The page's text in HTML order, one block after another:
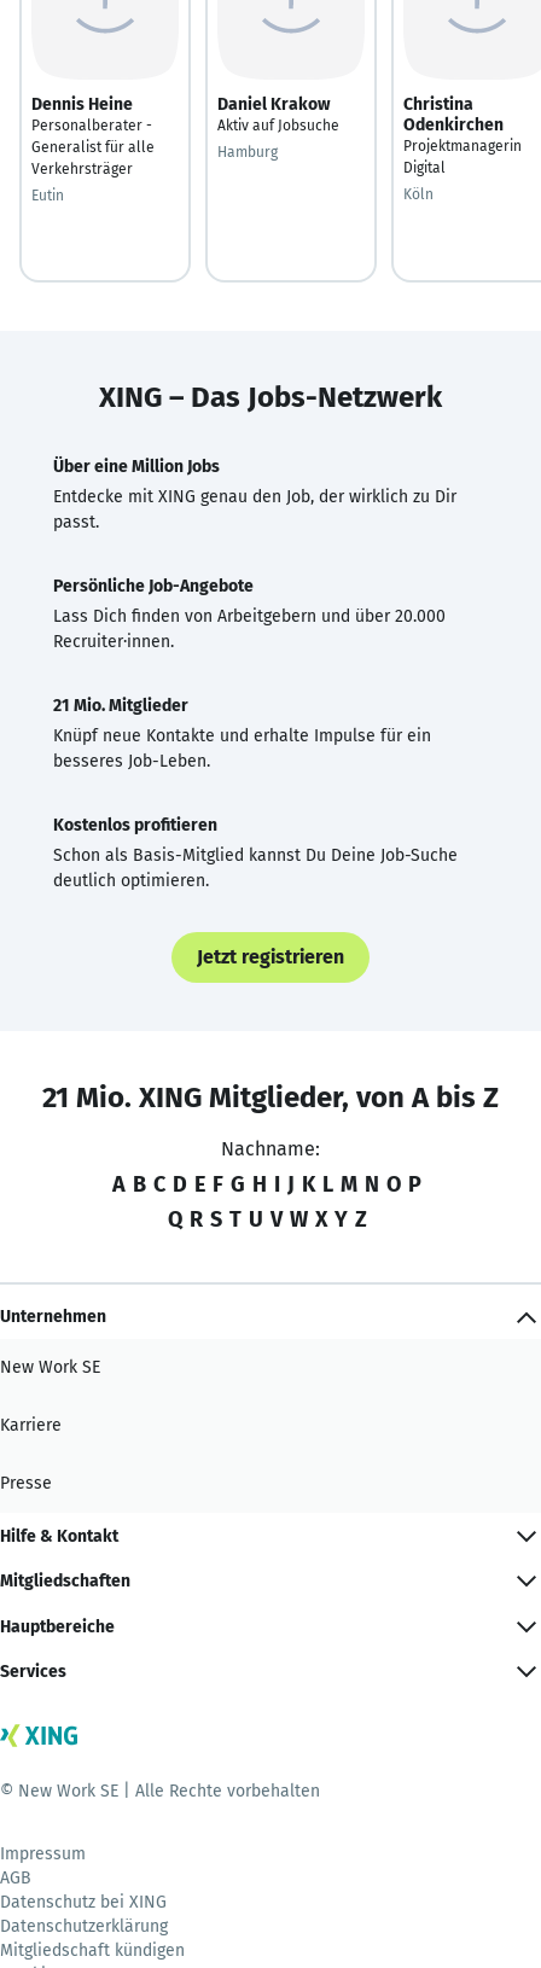
Dennis Heine
Personalberater -
Generalist für alle
Verkehrsträger
Eutin
Daniel Krakow
Aktiv auf Jobsuche
Hamburg
Christina
Odenkirchen
Projektmanagerin
Digital
Köln
XING – Das Jobs-Netzwerk
Über eine Million Jobs
Entdecke mit XING genau den Job, der wirklich zu Dir
passt.
Persönliche Job-Angebote
Lass Dich finden von Arbeitgebern und über 20.000
Recruiter·innen.
21 Mio. Mitglieder
Knüpf neue Kontakte und erhalte Impulse für ein
besseres Job-Leben.
Kostenlos profitieren
Schon als Basis-Mitglied kannst Du Deine Job-Suche
deutlich optimieren.
Jetzt registrieren
21 Mio. XING Mitglieder, von A bis Z
Nachname:
A B C D E F G H I J K L M N O P
Q R S T U V W X Y Z
Unternehmen
New Work SE
Karriere
Presse
Hilfe & Kontakt
Mitgliedschaften
Hauptbereiche
Services
© New Work SE | Alle Rechte vorbehalten
Impressum
AGB
Datenschutz bei XING
Datenschutzerklärung
Mitgliedschaft kündigen